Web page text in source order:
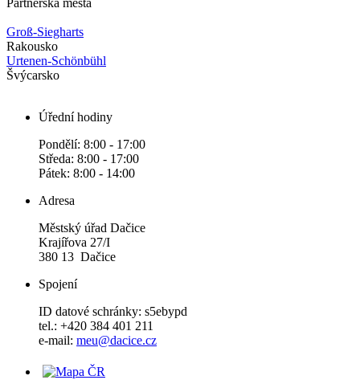
Groß-Siegharts
Rakousko
Urtenen-Schönbühl
Švýcarsko
Úřední hodiny
Pondělí: 8:00 - 17:00
Středa: 8:00 - 17:00
Pátek: 8:00 - 14:00
Adresa
Městský úřad Dačice
Krajířova 27/I
380 13 Dačice
Spojení
ID datové schránky: s5ebypd
tel.: +420 384 401 211
e-mail: meu@dacice.cz